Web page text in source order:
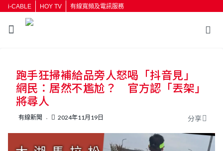
i-CABLE HOY TV 有線寬頻及電訊服務
按輸入鍵開始搜尋
跑手狂掃補給品旁人怒喝「抖音見」
網民：居然不尷尬？ 官方認「丟架」
將尋人
有線新聞 2024年11月19日 分享